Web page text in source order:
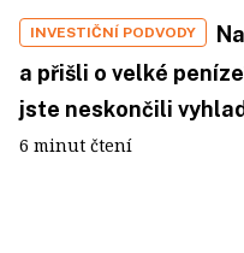
INVESTIČNÍ PODVODY
a přišli o velké
jste neskončili
6 minut čtení